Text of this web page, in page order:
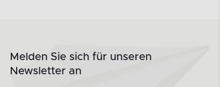
Melden Sie sich für unseren
Newsletter an